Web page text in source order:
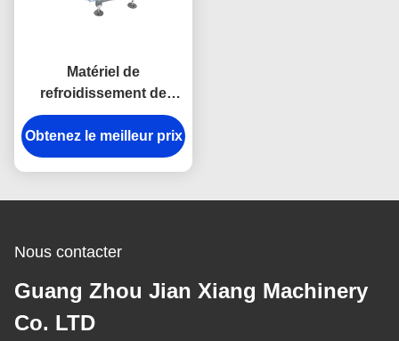
Matériel de
refroidissement de
rassemblement d'acier
inoxydable de
convoyeurs de
vitesse réglable
Obtenez le meilleur prix
Nous contacter
Guang Zhou Jian Xiang Machinery
Co. LTD